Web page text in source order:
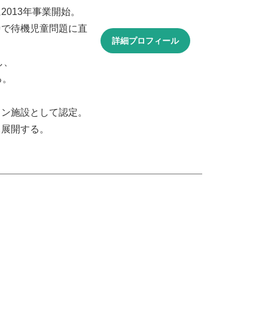
年事業開始。
待機児童問題に直
施設として認定。
開する。
詳細プロフィール